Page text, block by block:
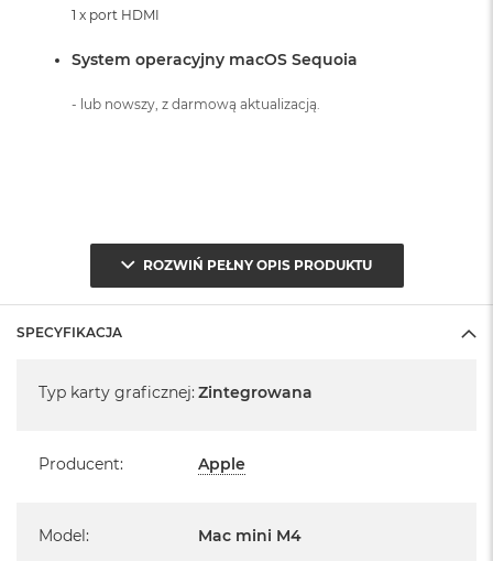
1 x port HDMI
System operacyjny macOS Sequoia
- lub nowszy, z darmową aktualizacją.
ROZWIŃ PEŁNY OPIS PRODUKTU
SPECYFIKACJA
Typ karty graficznej: Zintegrowana
Producent: Apple
Model: Mac mini M4